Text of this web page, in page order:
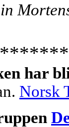
har
Norsk